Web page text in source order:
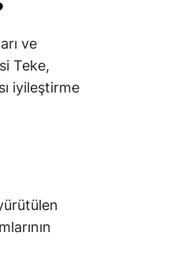
ve
Teke,
iyileştirme